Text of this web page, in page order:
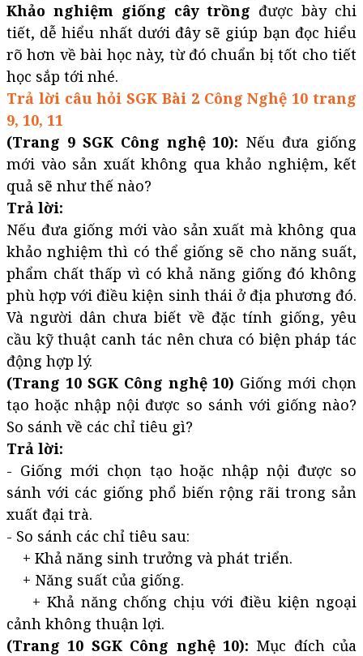
Khảo nghiệm giống cây trồng được bày chi
tiết, dễ hiểu nhất dưới đây sẽ giúp bạn đọc hiểu
rõ hơn về bài học này, từ đó chuẩn bị tốt cho tiết
học sắp tới nhé.
Trả lời câu hỏi SGK Bài 2 Công Nghệ 10 trang
9, 10, 11
(Trang 9 SGK Công nghệ 10): Nếu đưa giống
mới vào sản xuất không qua khảo nghiệm, kết
quả sẽ như thế nào?
Trả lời:
Nếu đưa giống mới vào sản xuất mà không qua
khảo nghiệm thì có thể giống sẽ cho năng suất,
phẩm chất thấp vì có khả năng giống đó không
phù hợp với điều kiện sinh thái ở địa phương đó.
Và người dân chưa biết về đặc tính giống, yêu
cầu kỹ thuật canh tác nên chưa có biện pháp tác
động hợp lý.
(Trang 10 SGK Công nghệ 10) Giống mới chọn
tạo hoặc nhập nội được so sánh với giống nào?
So sánh về các chỉ tiêu gì?
Trả lời:
- Giống mới chọn tạo hoặc nhập nội được so
sánh với các giống phổ biến rộng rãi trong sản
xuất đại trà.
- So sánh các chỉ tiêu sau:
+ Khả năng sinh trưởng và phát triển.
+ Năng suất của giống.
+ Khả năng chống chịu với điều kiện ngoại
cảnh không thuận lợi.
(Trang 10 SGK Công nghệ 10): Mục đích của